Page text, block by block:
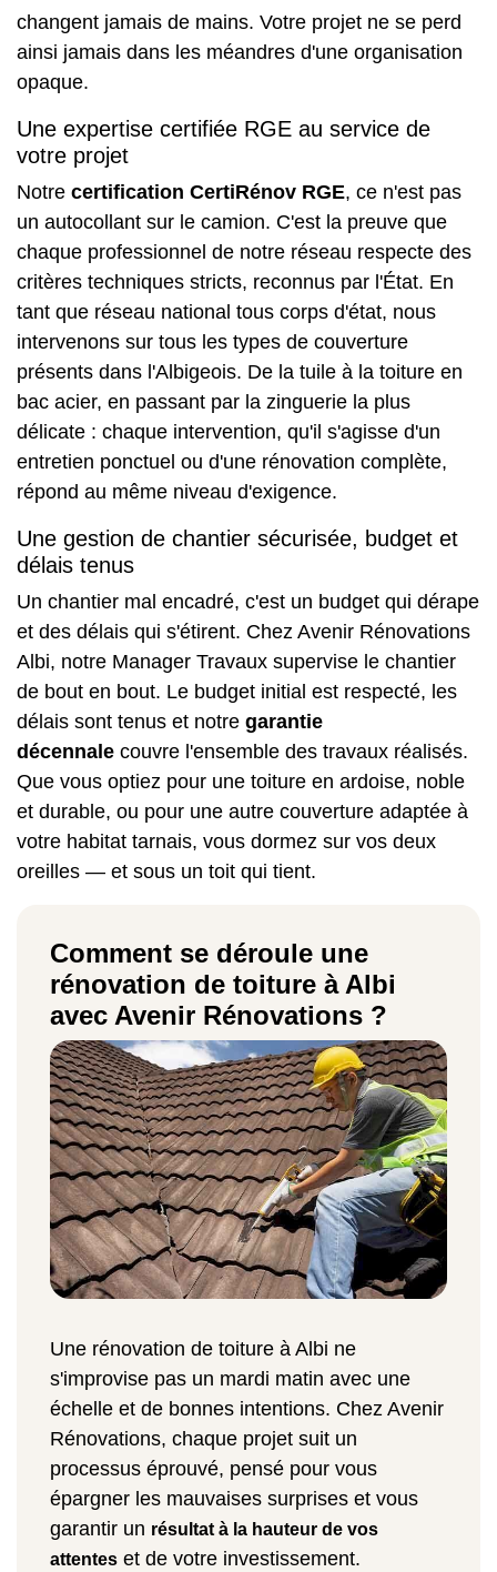
changent jamais de mains. Votre projet ne se perd
ainsi jamais dans les méandres d'une organisation
opaque.
Une expertise certifiée RGE au service de
votre projet
Notre certification CertiRénov RGE, ce n'est pas
un autocollant sur le camion. C'est la preuve que
chaque professionnel de notre réseau respecte des
critères techniques stricts, reconnus par l'État. En
tant que réseau national tous corps d'état, nous
intervenons sur tous les types de couverture
présents dans l'Albigeois. De la tuile à la toiture en
bac acier, en passant par la zinguerie la plus
délicate : chaque intervention, qu'il s'agisse d'un
entretien ponctuel ou d'une rénovation complète,
répond au même niveau d'exigence.
Une gestion de chantier sécurisée, budget et
délais tenus
Un chantier mal encadré, c'est un budget qui dérape
et des délais qui s'étirent. Chez Avenir Rénovations
Albi, notre Manager Travaux supervise le chantier
de bout en bout. Le budget initial est respecté, les
délais sont tenus et notre garantie
décennale couvre l'ensemble des travaux réalisés.
Que vous optiez pour une toiture en ardoise, noble
et durable, ou pour une autre couverture adaptée à
votre habitat tarnais, vous dormez sur vos deux
oreilles — et sous un toit qui tient.
Comment se déroule une
rénovation de toiture à Albi
avec Avenir Rénovations ?
Une rénovation de toiture à Albi ne
s'improvise pas un mardi matin avec une
échelle et de bonnes intentions. Chez Avenir
Rénovations, chaque projet suit un
processus éprouvé, pensé pour vous
épargner les mauvaises surprises et vous
garantir un résultat à la hauteur de vos
attentes et de votre investissement.